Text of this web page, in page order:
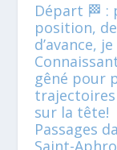
Départ 🏁 :
position,
d’avance,
gêné pour
sur la tête!
Passages
Saint-